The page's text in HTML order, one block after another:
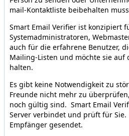
mail-Kontaktliste beibehalten
Smart Email Verifier ist konzipiert
Systemadministratoren,
auch für die erfahrene Benutzer,
Mailing-Listen und möchte sie auf
halten.
Es gibt keine Notwendigkeit zu
Freunde nicht mehr zu
noch gültig sind. Smart Email
Server verbindet und prüft für
Empfänger gesendet.